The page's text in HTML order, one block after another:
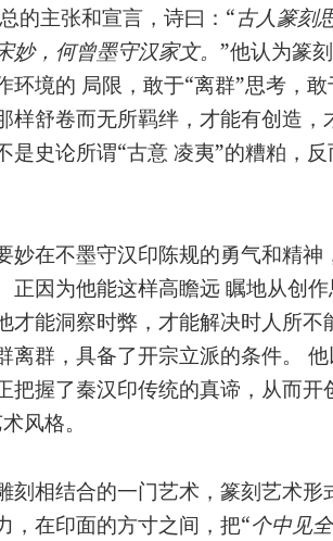
的主张和宣言，诗曰：“古人篆刻
妙，何曾墨守汉家文。”他认为篆
环境的 局限，敢于“离群”思考，敢
样舒卷而无所羁绊，才能有创造，
是史论所谓“古意 凌夷”的糟粕，
妙在不墨守汉印陈规的勇气和精神
正因为他能这样高瞻远 瞩地从创
才能洞察时弊，才能解决时人所不
离群，具备了开宗立派的条件。
把握了秦汉印传统的真谛，从而开
风格。
刻相结合的一门艺术，篆刻艺术形
，在印面的方寸之间，把“个中见